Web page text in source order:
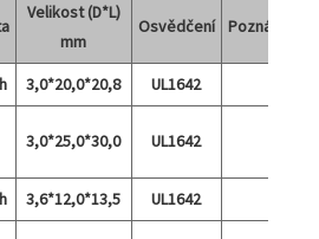
Velikost (D*L)
mm
Osvědčení Poznámky
3,0*20,0*20,8 UL1642
3,0*25,0*30,0 UL1642
3,6*12,0*13,5 UL1642